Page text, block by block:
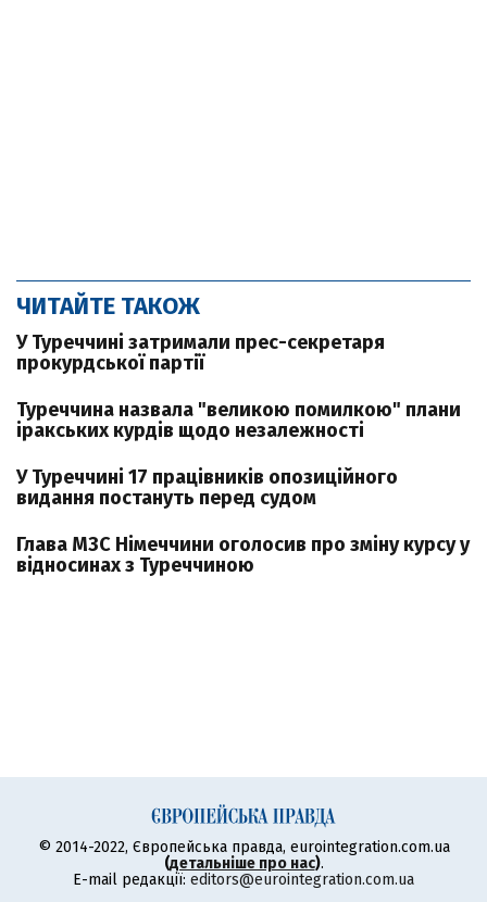
ЧИТАЙТЕ ТАКОЖ
У Туреччині затримали прес-секретаря
прокурдської партії
Туреччина назвала "великою помилкою" плани
іракських курдів щодо незалежності
У Туреччині 17 працівників опозиційного
видання постануть перед судом
Глава МЗС Німеччини оголосив про зміну курсу у
відносинах з Туреччиною
© 2014-2022, Європейська правда, eurointegration.com.ua
(детальніше про нас).
E-mail редакції: editors@eurointegration.com.ua